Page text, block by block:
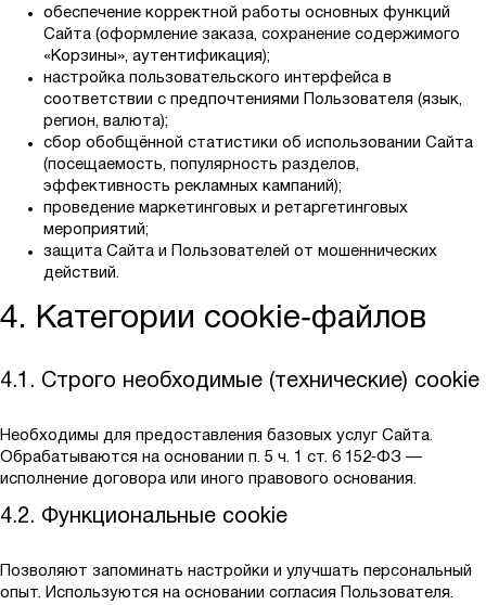
обеспечение корректной работы основных функций
Сайта (оформление заказа, сохранение содержимого
«Корзины», аутентификация);
настройка пользовательского интерфейса в
соответствии с предпочтениями Пользователя (язык,
регион, валюта);
сбор обобщённой статистики об использовании Сайта
(посещаемость, популярность разделов,
эффективность рекламных кампаний);
проведение маркетинговых и ретаргетинговых
мероприятий;
защита Сайта и Пользователей от мошеннических
действий.
4. Категории cookie‑файлов
4.1. Строго необходимые (технические) cookie
Необходимы для предоставления базовых услуг Сайта.
Обрабатываются на основании п. 5 ч. 1 ст. 6 152‑ФЗ —
исполнение договора или иного правового основания.
4.2. Функциональные cookie
Позволяют запоминать настройки и улучшать персональный
опыт. Используются на основании согласия Пользователя.